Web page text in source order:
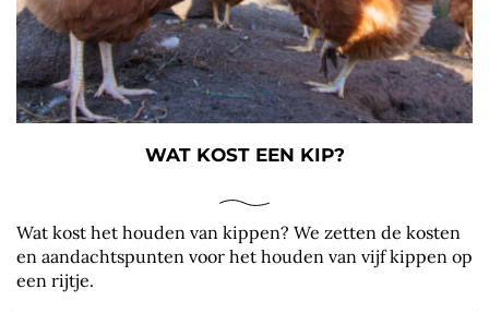
WAT KOST EEN KIP?
Wat kost het houden van kippen? We zetten de kosten
en aandachtspunten voor het houden van vijf kippen op
een rijtje.